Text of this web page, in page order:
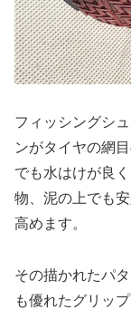
フィッシングシ
ンがタイヤの網
でも水はけが良
物、泥の上でも
高めます。
その描かれたパ
も優れたグリッ